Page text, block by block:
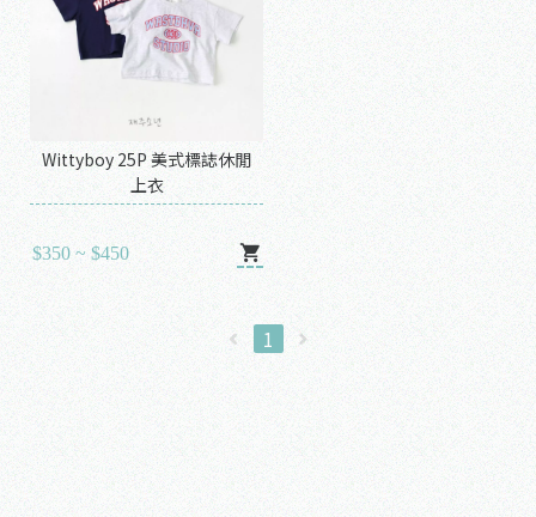
Wittyboy 25P 美式標誌休閒
上衣
$350 ~ $450
1